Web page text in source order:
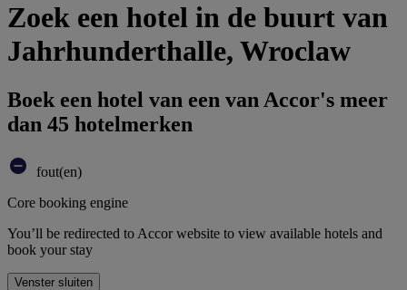
Zoek een hotel in de buurt van
Jahrhunderthalle, Wroclaw
Boek een hotel van een van Accor's meer
dan 45 hotelmerken
fout(en)
Core booking engine
You’ll be redirected to Accor website to view available hotels and
book your stay
Venster sluiten